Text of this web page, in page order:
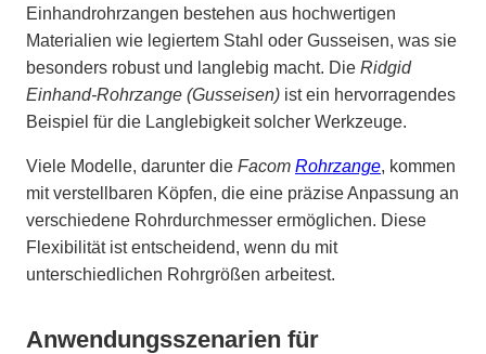
Einhandrohrzangen bestehen aus hochwertigen
Materialien wie legiertem Stahl oder Gusseisen, was sie
besonders robust und langlebig macht. Die Ridgid
Einhand-Rohrzange (Gusseisen) ist ein hervorragendes
Beispiel für die Langlebigkeit solcher Werkzeuge.
Viele Modelle, darunter die Facom Rohrzange, kommen
mit verstellbaren Köpfen, die eine präzise Anpassung an
verschiedene Rohrdurchmesser ermöglichen. Diese
Flexibilität ist entscheidend, wenn du mit
unterschiedlichen Rohrgrößen arbeitest.
Anwendungsszenarien für